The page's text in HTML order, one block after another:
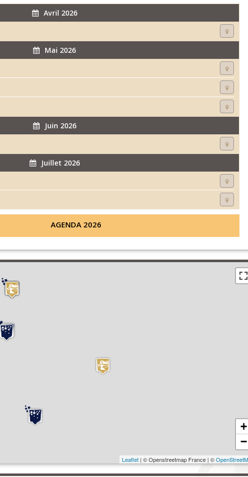
Avril 2026
Mai 2026
Juin 2026
Juillet 2026
AGENDA 2026
+
−
Leaflet| © Openstreetmap France | ©